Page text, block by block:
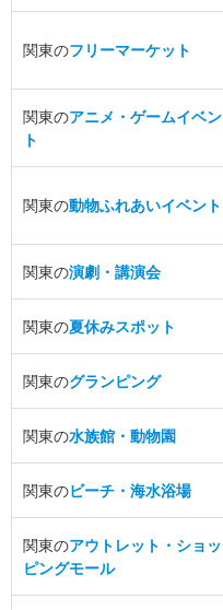
関東のフリーマーケット
関東のアニメ・ゲームイベン
ト
関東の動物ふれあいイベント
関東の演劇・講演会
関東の夏休みスポット
関東のグランピング
関東の水族館・動物園
関東のビーチ・海水浴場
関東のアウトレット・ショッ
ピングモール